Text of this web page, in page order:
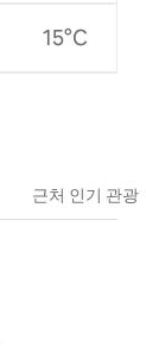
15°C
근처 인기 관광